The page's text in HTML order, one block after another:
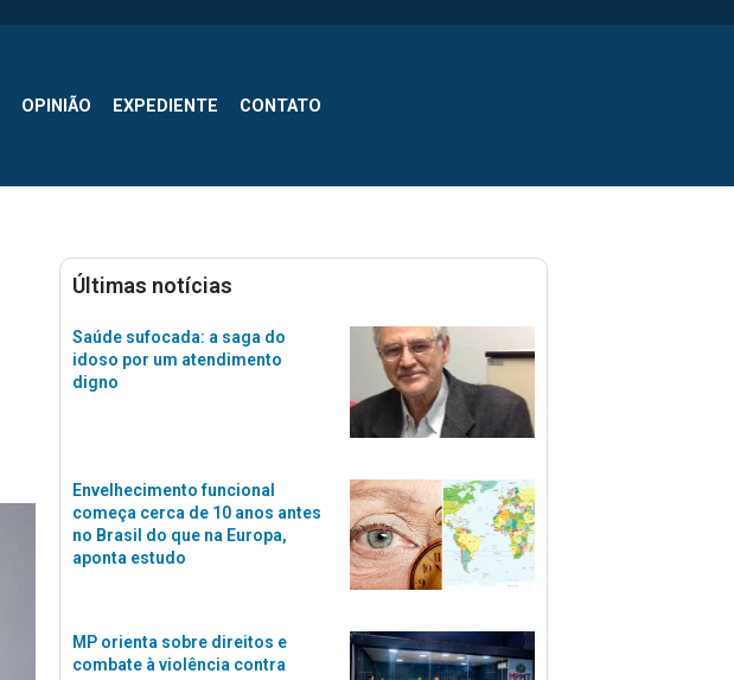
OPINIÃO EXPEDIENTE CONTATO
Últimas notícias
Saúde sufocada: a saga do
idoso por um atendimento
digno
Envelhecimento funcional
começa cerca de 10 anos antes
no Brasil do que na Europa,
aponta estudo
MP orienta sobre direitos e
combate à violência contra